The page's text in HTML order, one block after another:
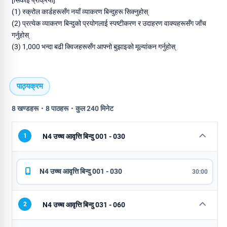
(1) स्क्रोल कार्डहरूसँग नयाँ व्याकरण बिन्दुहरू सिक्नुहोस्
(2) प्रत्येक व्याकरण बिन्दुको प्रयोगलाई स्पष्टीकरण र उदाहरण वाक्यहरूसँग जाँच
गर्नुहोस्
(3) 1,000 भन्दा बढी क्विजहरूसँग आफ्नो बुझाइको मूल्यांकन गर्नुहोस्
पाठ्यक्रम
8 खण्डहरू・8 पाठहरू・कुल 240 मिनेट
1 N4 उच्च आवृत्ति बिन्दु 001 - 030
N4 उच्च आवृत्ति बिन्दु 001 - 030 30:00
2 N4 उच्च आवृत्ति बिन्दु 031 - 060